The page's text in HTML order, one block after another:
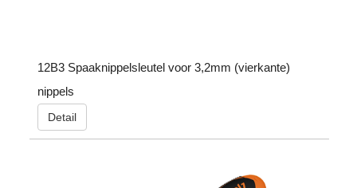
12B3 Spaaknippelsleutel voor 3,2mm (vierkante)
nippels
Detail